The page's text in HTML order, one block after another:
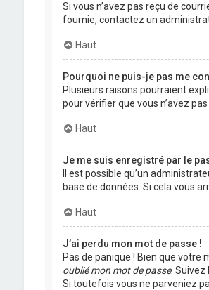
Si vous n’avez pas reçu de
fournie, contactez un
Haut
Pourquoi ne puis-je pas me
Plusieurs raisons pourraient
pour vérifier que vous n’avez
Haut
Je me suis enregistré par le
Il est possible qu’un
base de données. Si cela vous
Haut
J’ai perdu mon mot de passe !
Pas de panique ! Bien que
oublié mon mot de passe. Suivez
Si toutefois vous ne parveniez